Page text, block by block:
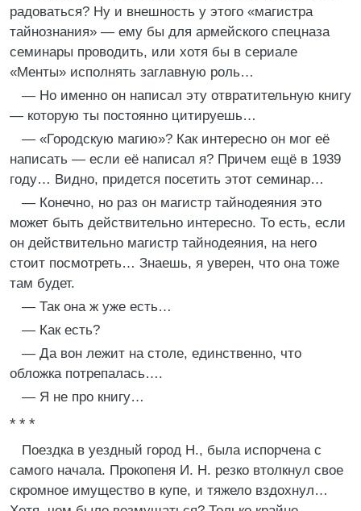
радоваться? Ну и внешность у этого «магистра
тайнознания» — ему бы для армейского спецназа
семинары проводить, или хотя бы в сериале
«Менты» исполнять заглавную роль…
— Но именно он написал эту отвратительную книгу
— которую ты постоянно цитируешь…
— «Городскую магию»? Как интересно он мог её
написать — если её написал я? Причем ещё в 1939
году… Видно, придется посетить этот семинар…
— Конечно, но раз он магистр тайнодеяния это
может быть действительно интересно. То есть, если
он действительно магистр тайнодеяния, на него
стоит посмотреть… Знаешь, я уверен, что она тоже
там будет.
— Так она ж уже есть…
— Как есть?
— Да вон лежит на столе, единственно, что
обложка потрепалась….
— Я не про книгу…
* * *
Поездка в уездный город Н., была испорчена с
самого начала. Прокопеня И. Н. резко втолкнул свое
скромное имущество в купе, и тяжело вздохнул…